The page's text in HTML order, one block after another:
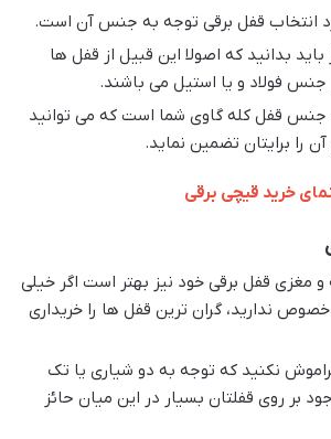
انتخاب قفل برقی توجه به جنس آن است.
باید بدانید که اصولا این قبیل از قفل ها
جنس فولاد و یا استیل می باشند.
قفل کله گاوی شما است که می توانید
را برایتان تضمین نماید.
خرید قیچی برقی
مغزی قفل برقی خود نیز بهتر است اگر خیلی
خصوص ندارید، گران ترین قفل ها را خریداری
نکنید که توجه به دو شیاری یا تک
بر روی قفلتان بسیار در این میان حائز